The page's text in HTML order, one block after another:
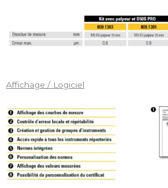
Affichage / Logiciel